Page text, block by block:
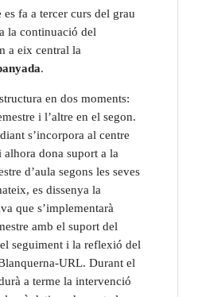
fa a tercer curs del grau
la continuació del
.
en dos moments:
i l’altre en el segon.
s’incorpora al centre
alhora dona suport a la
d’aula segons les seves
es dissenya la
que s’implementarà
amb el suport del
seguiment i la reflexió del
URL. Durant el
a terme la intervenció